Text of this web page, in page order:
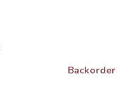
Backorder